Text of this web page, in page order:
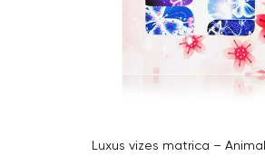
Luxus vizes matrica –